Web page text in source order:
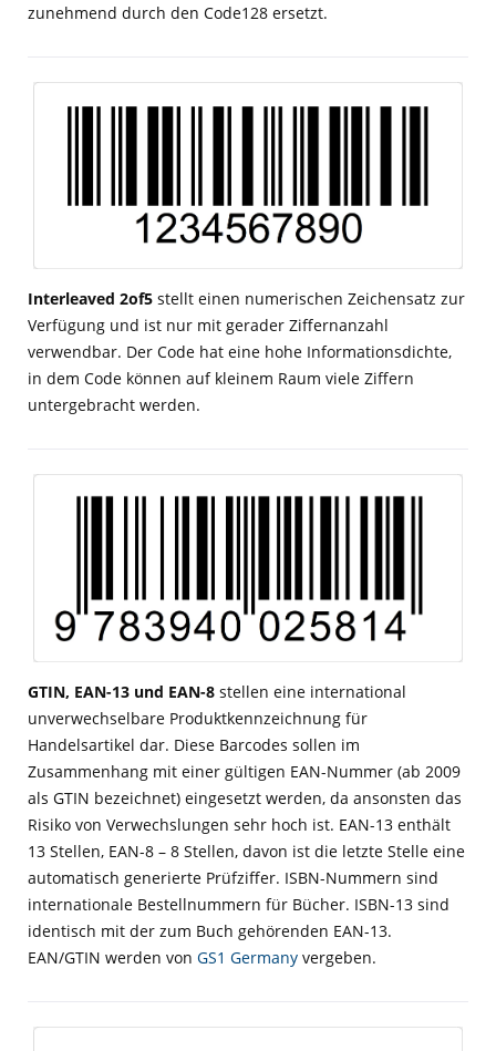
zunehmend durch den Code128 ersetzt.
Interleaved 2of5 stellt einen numerischen Zeichensatz zur
Verfügung und ist nur mit gerader Ziffernanzahl
verwendbar. Der Code hat eine hohe Informationsdichte,
in dem Code können auf kleinem Raum viele Ziffern
untergebracht werden.
GTIN, EAN-13 und EAN-8 stellen eine international
unverwechselbare Produktkennzeichnung für
Handelsartikel dar. Diese Barcodes sollen im
Zusammenhang mit einer gültigen EAN-Nummer (ab 2009
als GTIN bezeichnet) eingesetzt werden, da ansonsten das
Risiko von Verwechslungen sehr hoch ist. EAN-13 enthält
13 Stellen, EAN-8 – 8 Stellen, davon ist die letzte Stelle eine
automatisch generierte Prüfziffer. ISBN-Nummern sind
internationale Bestellnummern für Bücher. ISBN-13 sind
identisch mit der zum Buch gehörenden EAN-13.
EAN/GTIN werden von GS1 Germany vergeben.